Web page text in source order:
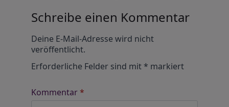
Schreibe einen Kommentar
Deine E-Mail-Adresse wird nicht
veröffentlicht.
Erforderliche Felder sind mit* markiert
Kommentar*